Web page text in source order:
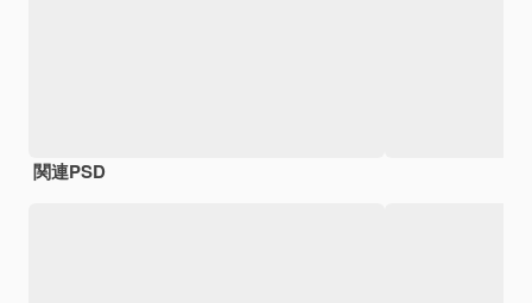
関連PSD